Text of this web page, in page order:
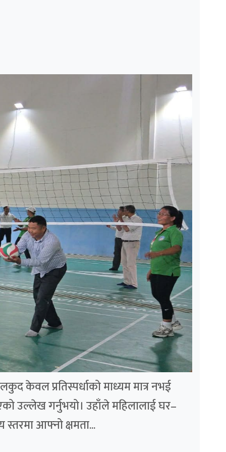
केवल प्रतिस्पर्धाको माध्यम मात्र नभई
उल्लेख गर्नुभयो। उहाँले महिलालाई घर–
स्तरमा आफ्नो क्षमता...